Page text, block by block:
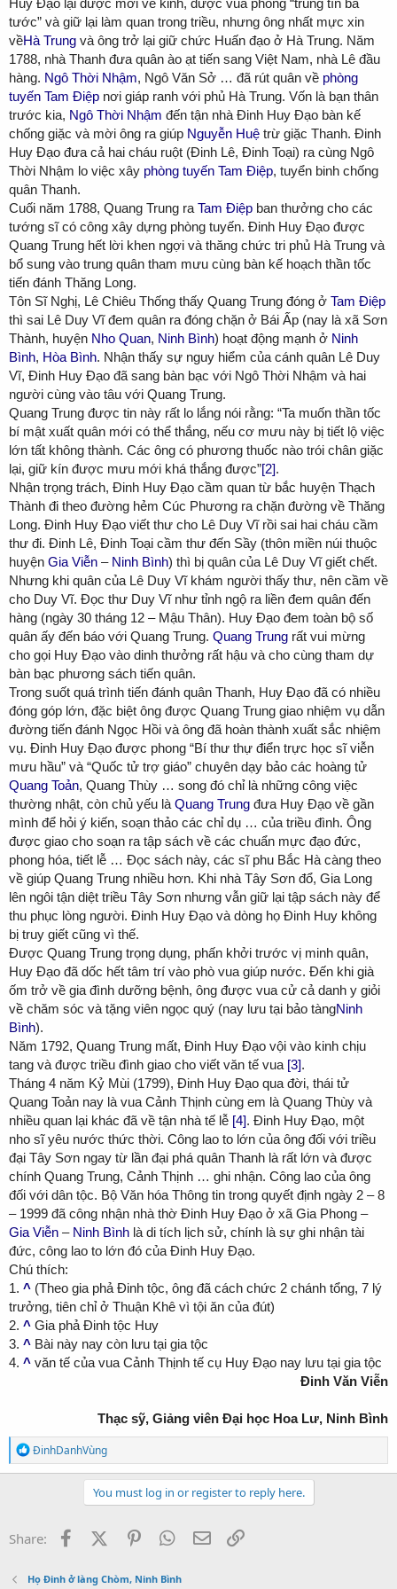
tước” và giữ lại làm quan trong triều, nhưng ông nhất mực xin
vềHà Trung và ông trở lại giữ chức Huấn đạo ở Hà Trung. Năm
1788, nhà Thanh đưa quân ào ạt tiến sang Việt Nam, nhà Lê đầu
hàng. Ngô Thời Nhậm, Ngô Văn Sở … đã rút quân về phòng
tuyến Tam Điệp nơi giáp ranh với phủ Hà Trung. Vốn là bạn thân
trước kia, Ngô Thời Nhậm đến tận nhà Đinh Huy Đạo bàn kế
chống giặc và mời ông ra giúp Nguyễn Huệ trừ giặc Thanh. Đinh
Huy Đạo đưa cả hai cháu ruột (Đinh Lê, Đinh Toại) ra cùng Ngô
Thời Nhậm lo việc xây phòng tuyến Tam Điệp, tuyển binh chống
quân Thanh.
Cuối năm 1788, Quang Trung ra Tam Điệp ban thưởng cho các
tướng sĩ có công xây dựng phòng tuyến. Đinh Huy Đạo được
Quang Trung hết lời khen ngợi và thăng chức tri phủ Hà Trung và
bổ sung vào trung quân tham mưu cùng bàn kế hoạch thần tốc
tiến đánh Thăng Long.
Tôn Sĩ Nghị, Lê Chiêu Thống thấy Quang Trung đóng ở Tam Điệp
thì sai Lê Duy Vĩ đem quân ra đóng chặn ở Bái Ấp (nay là xã Sơn
Thành, huyện Nho Quan, Ninh Bình) hoạt động mạnh ở Ninh
Bình, Hòa Bình. Nhận thấy sự nguy hiểm của cánh quân Lê Duy
Vĩ, Đinh Huy Đạo đã sang bàn bạc với Ngô Thời Nhậm và hai
người cùng vào tâu với Quang Trung.
Quang Trung được tin này rất lo lắng nói rằng: “Ta muốn thần tốc
bí mật xuất quân mới có thể thắng, nếu cơ mưu này bị tiết lộ việc
lớn tất không thành. Các ông có phương thuốc nào trói chân giặc
lại, giữ kín được mưu mới khá thắng được”[2].
Nhận trọng trách, Đinh Huy Đạo cầm quan từ bắc huyện Thạch
Thành đi theo đường hẻm Cúc Phương ra chặn đường về Thăng
Long. Đinh Huy Đạo viết thư cho Lê Duy Vĩ rồi sai hai cháu cầm
thư đi. Đinh Lê, Đinh Toại cầm thư đến Sầy (thôn miền núi thuộc
huyện Gia Viễn – Ninh Bình) thì bị quân của Lê Duy Vĩ giết chết.
Nhưng khi quân của Lê Duy Vĩ khám người thấy thư, nên cầm về
cho Duy Vĩ. Đọc thư Duy Vĩ như tỉnh ngộ ra liền đem quân đến
hàng (ngày 30 tháng 12 – Mậu Thân). Huy Đạo đem toàn bộ số
quân ấy đến báo với Quang Trung. Quang Trung rất vui mừng
cho gọi Huy Đạo vào dinh thưởng rất hậu và cho cùng tham dự
bàn bạc phương sách tiến quân.
Trong suốt quá trình tiến đánh quân Thanh, Huy Đạo đã có nhiều
đóng góp lớn, đặc biệt ông được Quang Trung giao nhiệm vụ dẫn
đường tiến đánh Ngọc Hồi và ông đã hoàn thành xuất sắc nhiệm
vụ. Đinh Huy Đạo được phong “Bí thư thự điển trực học sĩ viễn
mưu hầu” và “Quốc tử trợ giáo” chuyên dạy bảo các hoàng tử
Quang Toản, Quang Thùy … song đó chỉ là những công việc
thường nhật, còn chủ yếu là Quang Trung đưa Huy Đạo về gần
mình để hỏi ý kiến, soạn thảo các chỉ dụ … của triều đình. Ông
được giao cho soạn ra tập sách về các chuẩn mực đạo đức,
phong hóa, tiết lễ … Đọc sách này, các sĩ phu Bắc Hà càng theo
về giúp Quang Trung nhiều hơn. Khi nhà Tây Sơn đổ, Gia Long
lên ngôi tận diệt triều Tây Sơn nhưng vẫn giữ lại tập sách này để
thu phục lòng người. Đinh Huy Đạo và dòng họ Đinh Huy không
bị truy giết cũng vì thế.
Được Quang Trung trọng dụng, phấn khởi trước vị minh quân,
Huy Đạo đã dốc hết tâm trí vào phò vua giúp nước. Đến khi già
ốm trở về gia đình dưỡng bệnh, ông được vua cử cả danh y giỏi
về chăm sóc và tặng viên ngọc quý (nay lưu tại bảo tàngNinh
Bình).
Năm 1792, Quang Trung mất, Đinh Huy Đạo vội vào kinh chịu
tang và được triều đình giao cho viết văn tế vua [3].
Tháng 4 năm Kỷ Mùi (1799), Đinh Huy Đạo qua đời, thái tử
Quang Toản nay là vua Cảnh Thịnh cùng em là Quang Thùy và
nhiều quan lại khác đã về tận nhà tế lễ [4]. Đinh Huy Đạo, một
nho sĩ yêu nước thức thời. Công lao to lớn của ông đối với triều
đại Tây Sơn ngay từ lần đại phá quân Thanh là rất lớn và được
chính Quang Trung, Cảnh Thịnh … ghi nhận. Công lao của ông
đối với dân tộc. Bộ Văn hóa Thông tin trong quyết định ngày 2 – 8
– 1999 đã công nhận nhà thờ Đinh Huy Đạo ở xã Gia Phong –
Gia Viễn – Ninh Bình là di tích lịch sử, chính là sự ghi nhận tài
đức, công lao to lớn đó của Đinh Huy Đạo.
Chú thích:
1. ^ (Theo gia phả Đinh tộc, ông đã cách chức 2 chánh tổng, 7 lý
trưởng, tiên chỉ ở Thuận Khê vì tội ăn của đút)
2. ^ Gia phả Đinh tộc Huy
3. ^ Bài này nay còn lưu tại gia tộc
4. ^ văn tế của vua Cảnh Thịnh tế cụ Huy Đạo nay lưu tại gia tộc
Đinh Văn Viễn
Thạc sỹ, Giảng viên Đại học Hoa Lư, Ninh Bình
R
e
a
o
n
:
ĐinhDanhVùng
You must log in or register to reply here.
Share: FacebookX (Twitter)PinterestWhatsApp
Email
Họ Đinh ở làng Chòm, Ninh Bình